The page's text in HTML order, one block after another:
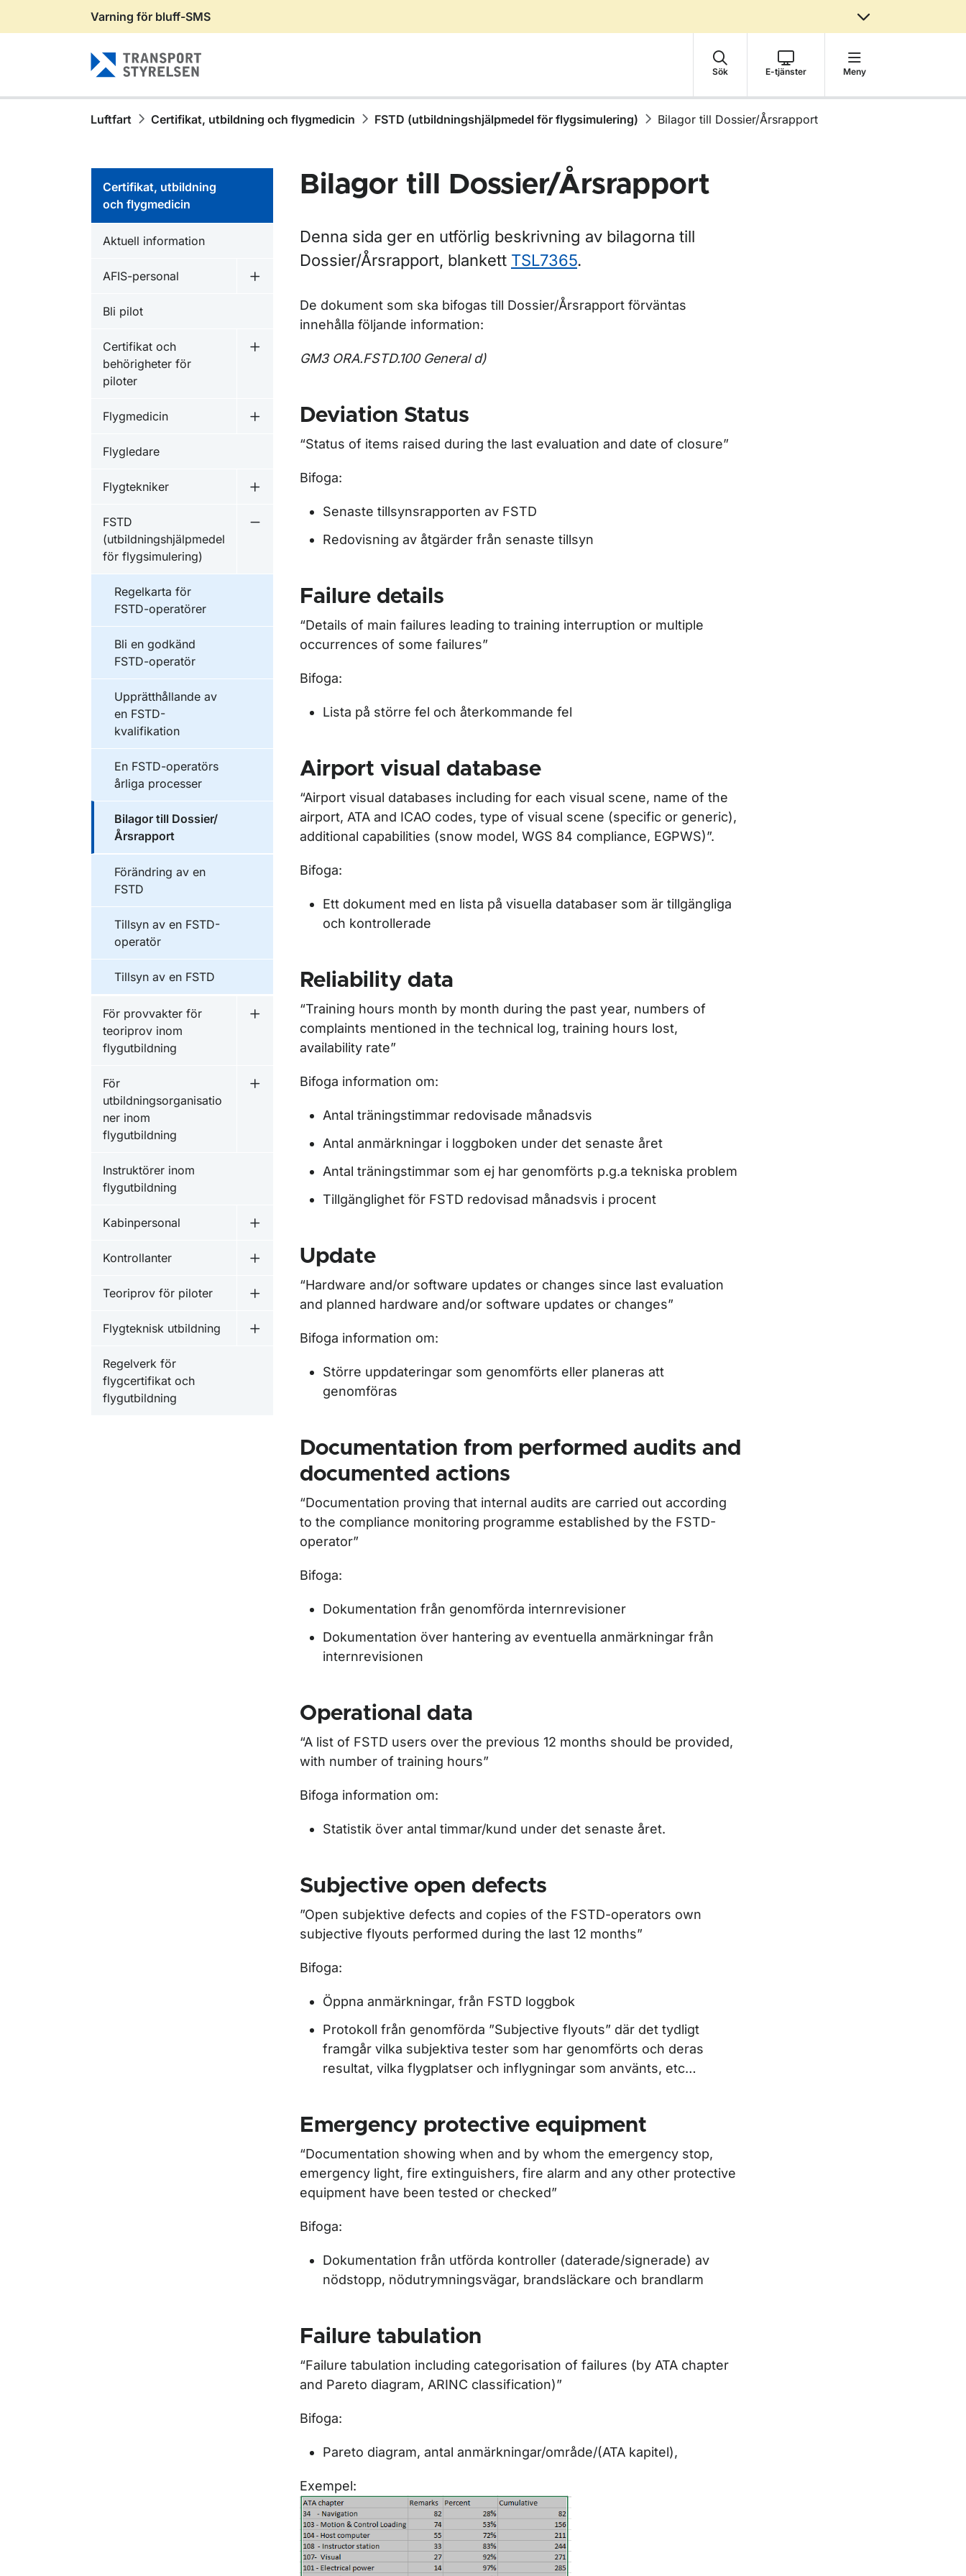
Gå till sidans innehåll
Varning för bluff-SMS
Sök E-tjänster Meny
Luftfart Certifikat, utbildning och flygmedicin FSTD (utbildningshjälpmedel för flygsimulering) Bilagor till Dossier/Årsrapport
Certifikat, utbildning
och flygmedicin
Aktuell information
AFIS-personal
Undermeny för AFIS-personal
Bli pilot
Certifikat och
behörigheter för
piloter
Undermeny för Certifikat och behörigheter för piloter
Flygmedicin
Undermeny för Flygmedicin
Flygledare
Flygtekniker
Undermeny för Flygtekniker
FSTD
(utbildningshjälpmedel
för flygsimulering)
Undermeny för FSTD (utbildningshjälpmedel för flygsimulering)
Regelkarta för
FSTD-operatörer
Bli en godkänd
FSTD-operatör
Upprätthållande av
en FSTD-
kvalifikation
En FSTD-operatörs
årliga processer
Bilagor till Dossier/
Årsrapport
Förändring av en
FSTD
Tillsyn av en FSTD-
operatör
Tillsyn av en FSTD
För provvakter för
teoriprov inom
flygutbildning
Undermeny för För provvakter för teoriprov inom flygutbildning
För
utbildningsorganisatio
ner inom
flygutbildning
Undermeny för För utbildningsorganisationer inom flygutbildning
Instruktörer inom
flygutbildning
Kabinpersonal
Undermeny för Kabinpersonal
Kontrollanter
Undermeny för Kontrollanter
Teoriprov för piloter
Undermeny för Teoriprov för piloter
Flygteknisk utbildning
Undermeny för Flygteknisk utbildning
Regelverk för
flygcertifikat och
flygutbildning
Bilagor till Dossier/Årsrapport
Denna sida ger en utförlig beskrivning av bilagorna till
Dossier/Årsrapport, blankett TSL7365.
De dokument som ska bifogas till Dossier/Årsrapport förväntas
innehålla följande information:
GM3 ORA.FSTD.100 General d)
Deviation Status
“Status of items raised during the last evaluation and date of closure”
Bifoga:
Senaste tillsynsrapporten av FSTD
Redovisning av åtgärder från senaste tillsyn
Failure details
“Details of main failures leading to training interruption or multiple
occurrences of some failures”
Bifoga:
Lista på större fel och återkommande fel
Airport visual database
“Airport visual databases including for each visual scene, name of the
airport, ATA and ICAO codes, type of visual scene (specific or generic),
additional capabilities (snow model, WGS 84 compliance, EGPWS)”.
Bifoga:
Ett dokument med en lista på visuella databaser som är tillgängliga
och kontrollerade
Reliability data
“Training hours month by month during the past year, numbers of
complaints mentioned in the technical log, training hours lost,
availability rate”
Bifoga information om:
Antal träningstimmar redovisade månadsvis
Antal anmärkningar i loggboken under det senaste året
Antal träningstimmar som ej har genomförts p.g.a tekniska problem
Tillgänglighet för FSTD redovisad månadsvis i procent
Update
“Hardware and/or software updates or changes since last evaluation
and planned hardware and/or software updates or changes”
Bifoga information om:
Större uppdateringar som genomförts eller planeras att
genomföras
Documentation from performed audits and
documented actions
“Documentation proving that internal audits are carried out according
to the compliance monitoring programme established by the FSTD-
operator”
Bifoga:
Dokumentation från genomförda internrevisioner
Dokumentation över hantering av eventuella anmärkningar från
internrevisionen
Operational data
“A list of FSTD users over the previous 12 months should be provided,
with number of training hours”
Bifoga information om:
Statistik över antal timmar/kund under det senaste året.
Subjective open defects
”Open subjektive defects and copies of the FSTD-operators own
subjective flyouts performed during the last 12 months”
Bifoga:
Öppna anmärkningar, från FSTD loggbok
Protokoll från genomförda ”Subjective flyouts” där det tydligt
framgår vilka subjektiva tester som har genomförts och deras
resultat, vilka flygplatser och inflygningar som använts, etc…
Emergency protective equipment
“Documentation showing when and by whom the emergency stop,
emergency light, fire extinguishers, fire alarm and any other protective
equipment have been tested or checked”
Bifoga:
Dokumentation från utförda kontroller (daterade/signerade) av
nödstopp, nödutrymningsvägar, brandsläckare och brandlarm
Failure tabulation
“Failure tabulation including categorisation of failures (by ATA chapter
and Pareto diagram, ARINC classification)”
Bifoga:
Pareto diagram, antal anmärkningar/område/(ATA kapitel),
Exempel: